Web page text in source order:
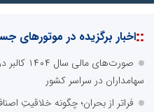
::اخبار برگزیده در موتورهای
صورت‌های
سهامداران در سراسر کشور
فراتر از بحران؛ چگونه خلاقیتِ